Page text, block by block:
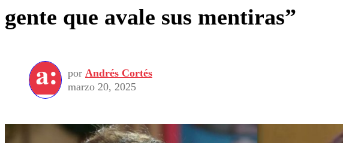
gente que avale sus mentiras”
por Andrés Cortés
marzo 20, 2025